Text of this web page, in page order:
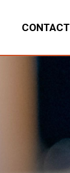
CONTACT